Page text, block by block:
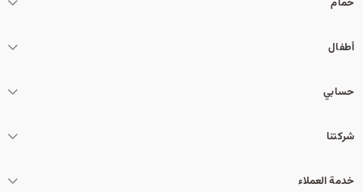
أطفال
حسابي
شركتنا
خدمة العملاء